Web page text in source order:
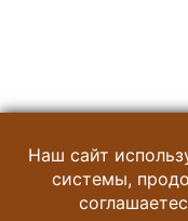
Наш сайт
системы,